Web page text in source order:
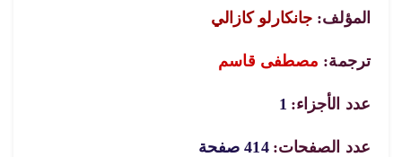
المؤلف: جانكارلو كازالي
ترجمة: مصطفى قاسم
عدد الأجزاء: 1
عدد الصفحات: 414 صفحة